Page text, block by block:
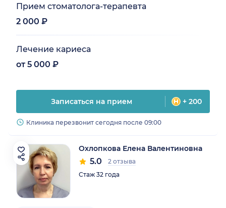
Прием стоматолога-терапевта
2 000 ₽
Лечение кариеса
от 5 000 ₽
Записаться на прием + 200
Клиника перезвонит сегодня после 09:00
Охлопкова Елена Валентиновна
5.0
2 отзыва
Стаж 32 года